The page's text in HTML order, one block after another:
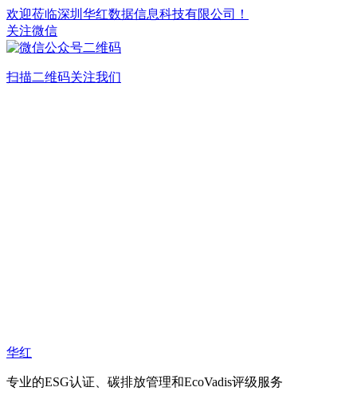
欢迎莅临深圳华红数据信息科技有限公司！
关注微信
扫描二维码关注我们
华红
专业的ESG认证、碳排放管理和EcoVadis评级服务